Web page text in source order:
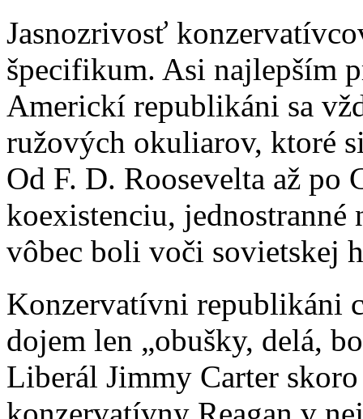
Jasnozrivosť
špecifikum. Asi najlepším
Americkí republikáni sa
ružových okuliarov, ktoré
Od F. D. Roosevelta až po
koexistenciu, jednostranné
vôbec boli voči sovietskej
Konzervatívni republikáni
dojem len „obušky, delá,
Liberál Jimmy Carter